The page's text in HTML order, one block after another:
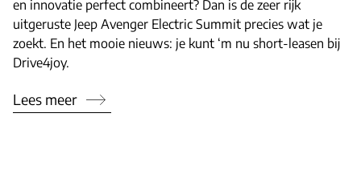
en innovatie perfect combineert? Dan is de zeer rijk
uitgeruste Jeep Avenger Electric Summit precies wat je
zoekt. En het mooie nieuws: je kunt ‘m nu short-leasen bij
Drive4joy.
Lees meer